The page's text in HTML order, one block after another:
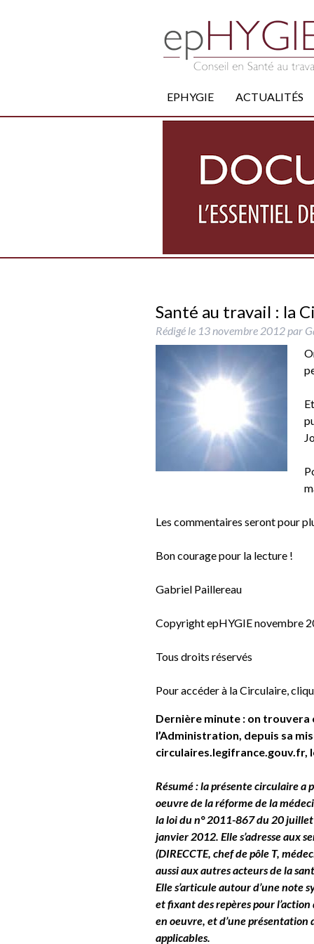
EPHYGIE ACTUALITÉS
Santé au travail : la
Rédigé le 13 novembre 2012 par
Les commentaires seront pour
Bon courage pour la lecture !
Gabriel Paillereau
Copyright epHYGIE novembre
Tous droits réservés
Pour accéder à la Circulaire,
Dernière minute : on
l’Administration, depuis sa
circulaires.legifrance.gouv.fr,
Résumé : la présente circulaire a
oeuvre de la réforme de la
la loi du n° 2011-867 du 20
janvier 2012. Elle s’adresse aux
(DIRECCTE, chef de pôle T,
aussi aux autres acteurs de la
Elle s’articule autour d’une note
et fixant des repères pour l’action
en oeuvre, et d’une
applicables.